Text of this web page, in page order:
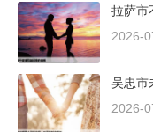
拉萨市
2026-
吴忠市
2026-